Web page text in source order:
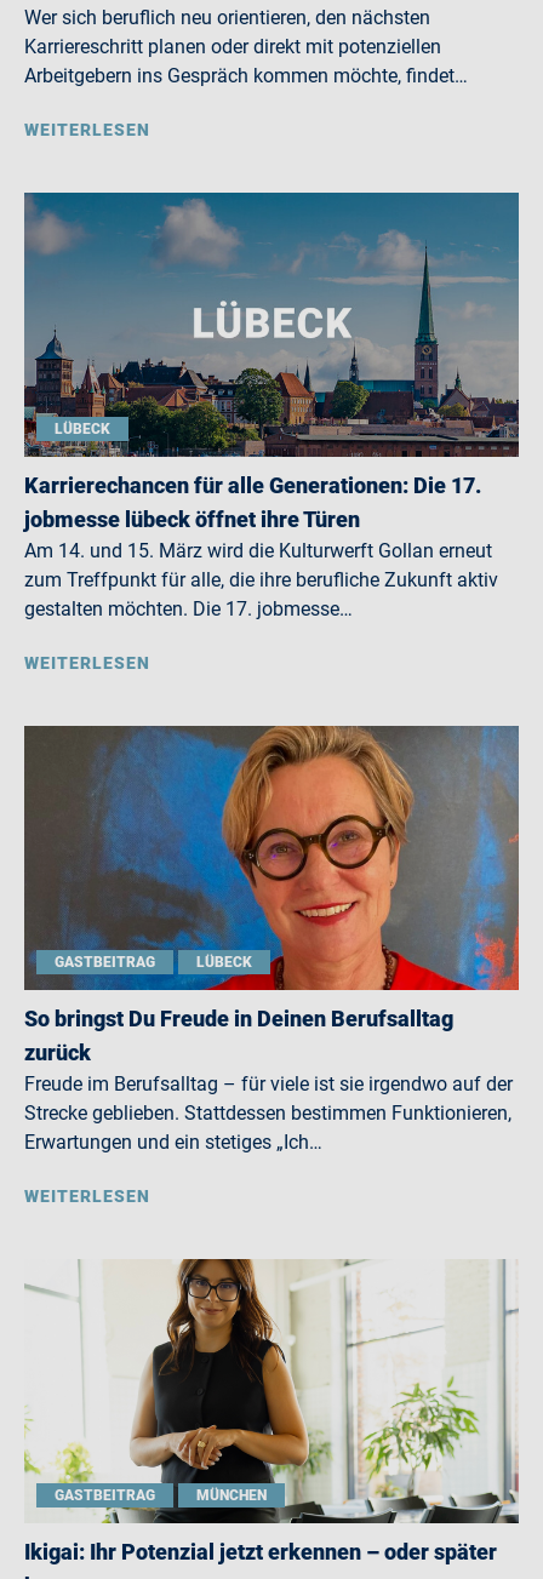
Wer sich beruflich neu orientieren, den nächsten
Karriereschritt planen oder direkt mit potenziellen
Arbeitgebern ins Gespräch kommen möchte, findet…
WEITERLESEN
LÜBECK
Karrierechancen für alle Generationen: Die 17.
jobmesse lübeck öffnet ihre Türen
Am 14. und 15. März wird die Kulturwerft Gollan erneut
zum Treffpunkt für alle, die ihre berufliche Zukunft aktiv
gestalten möchten. Die 17. jobmesse…
WEITERLESEN
GASTBEITRAG LÜBECK
So bringst Du Freude in Deinen Berufsalltag
zurück
Freude im Berufsalltag – für viele ist sie irgendwo auf der
Strecke geblieben. Stattdessen bestimmen Funktionieren,
Erwartungen und ein stetiges „Ich…
WEITERLESEN
GASTBEITRAG MÜNCHEN
Ikigai: Ihr Potenzial jetzt erkennen – oder später